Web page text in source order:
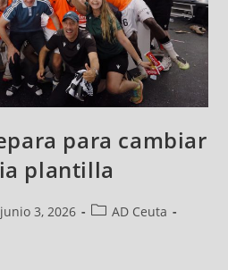
para cambiar
plantilla
junio 3, 2026
AD Ceuta